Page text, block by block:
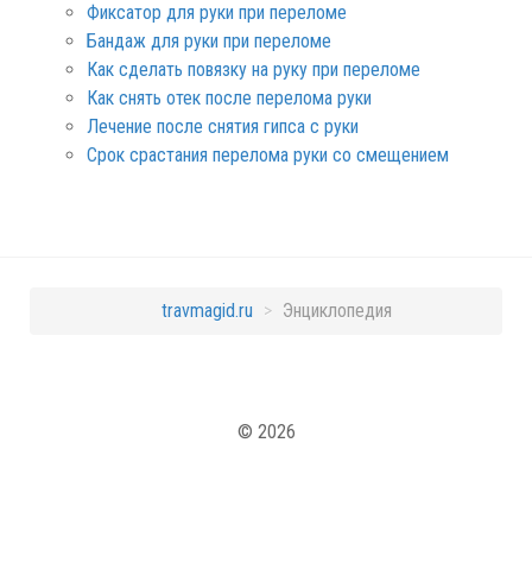
Фиксатор для руки при переломе
Бандаж для руки при переломе
Как сделать повязку на руку при переломе
Как снять отек после перелома руки
Лечение после снятия гипса с руки
Срок срастания перелома руки со смещением
travmagid.ru > Энциклопедия
© 2026